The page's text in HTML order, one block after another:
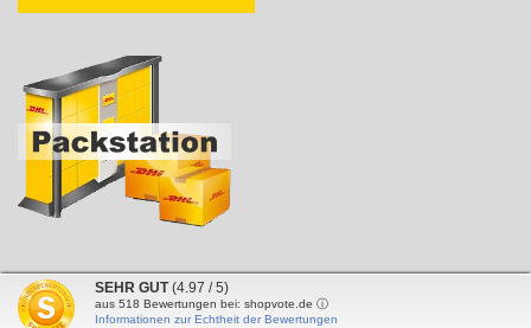
Shopsoftware by Gambio.de © 2020
SEHR GUT (4.97 / 5)
aus 518 Bewertungen bei: shopvote.de ⓘ
Informationen zur Echtheit der Bewertungen